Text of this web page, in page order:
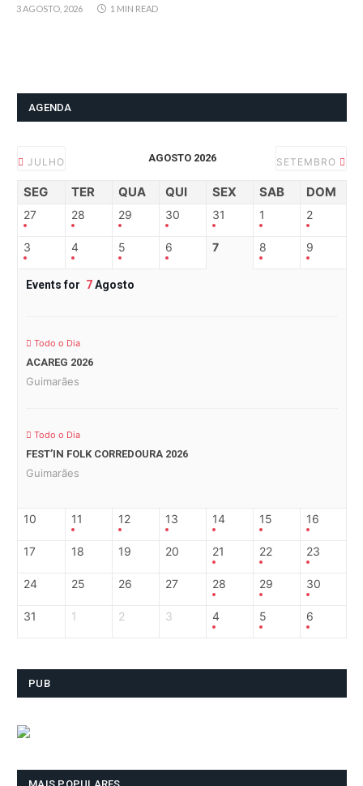
3 AGOSTO, 2026 1 MIN READ
AGENDA
JULHO AGOSTO 2026 SETEMBRO
SEG TER QUA QUI SEX SAB DOM
27 28 29 30 31 1 2
3 4 5 6 7 8 9
Events for 7Agosto
Todo o Dia
ACAREG 2026
Guimarães
Todo o Dia
FEST’IN FOLK CORREDOURA 2026
Guimarães
10 11 12 13 14 15 16
17 18 19 20 21 22 23
24 25 26 27 28 29 30
31 1 2 3 4 5 6
PUB